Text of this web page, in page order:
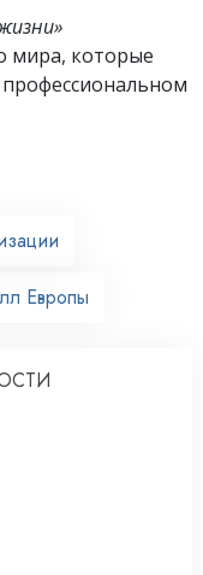
мира, которые
профессиональном
Европы